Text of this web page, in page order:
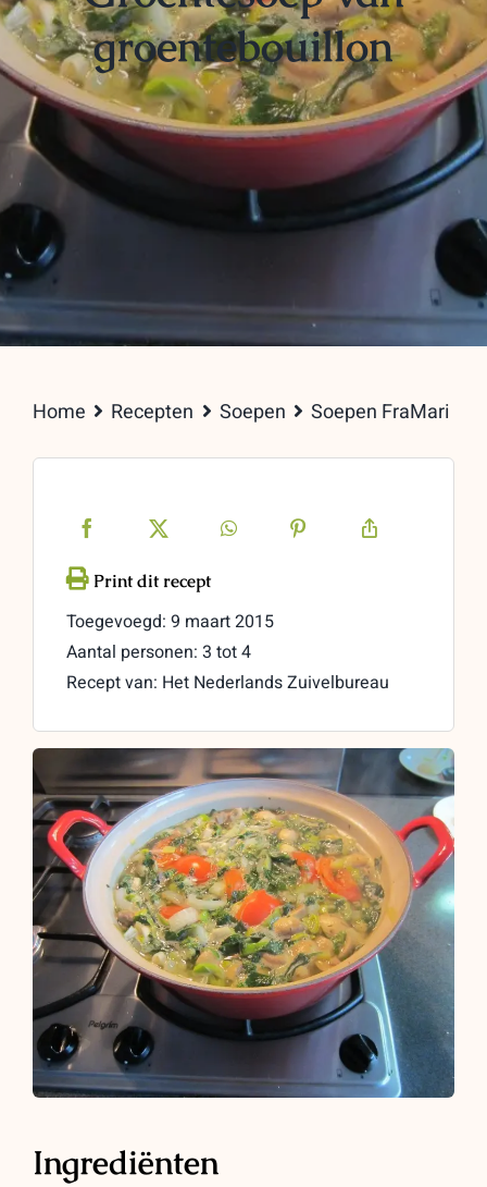
groentebouillon
Home Recepten Soepen Soepen FraMari
Toegevoegd: 9 maart 2015
Aantal personen: 3 tot 4
Recept van: Het Nederlands Zuivelbureau
Ingrediënten